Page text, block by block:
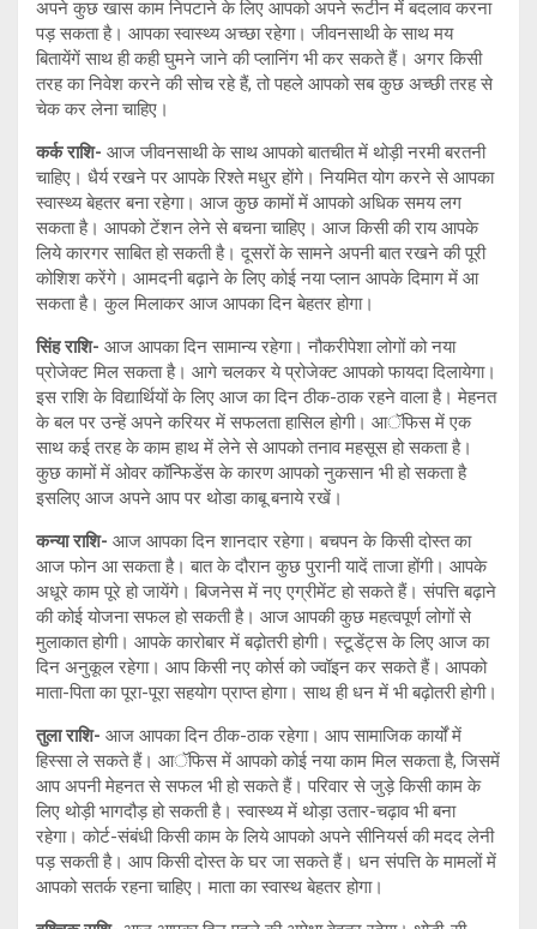
अपने कुछ खास काम निपटाने के लिए आपको अपने रूटीन में बदलाव करना
पड़ सकता है। आपका स्वास्थ्य अच्छा रहेगा। जीवनसाथी के साथ मय
बितायेंगें साथ ही कही घुमने जाने की प्लानिंग भी कर सकते हैं। अगर किसी
तरह का निवेश करने की सोच रहे हैं, तो पहले आपको सब कुछ अच्छी तरह से
चेक कर लेना चाहिए।
कर्क राशि- आज जीवनसाथी के साथ आपको बातचीत में थोड़ी नरमी बरतनी
चाहिए। धैर्य रखने पर आपके रिश्ते मधुर होंगे। नियमित योग करने से आपका
स्वास्थ्य बेहतर बना रहेगा। आज कुछ कामों में आपको अधिक समय लग
सकता है। आपको टेंशन लेने से बचना चाहिए। आज किसी की राय आपके
लिये कारगर साबित हो सकती है। दूसरों के सामने अपनी बात रखने की पूरी
कोशिश करेंगे। आमदनी बढ़ाने के लिए कोई नया प्लान आपके दिमाग में आ
सकता है। कुल मिलाकर आज आपका दिन बेहतर होगा।
सिंह राशि- आज आपका दिन सामान्य रहेगा। नौकरीपेशा लोगों को नया
प्रोजेक्ट मिल सकता है। आगे चलकर ये प्रोजेक्ट आपको फायदा दिलायेगा।
इस राशि के विद्यार्थियों के लिए आज का दिन ठीक-ठाक रहने वाला है। मेहनत
के बल पर उन्हें अपने करियर में सफलता हासिल होगी। आॅफिस में एक
साथ कई तरह के काम हाथ में लेने से आपको तनाव महसूस हो सकता है।
कुछ कामों में ओवर कॉन्फिडेंस के कारण आपको नुकसान भी हो सकता है
इसलिए आज अपने आप पर थोडा काबू बनाये रखें।
कन्या राशि- आज आपका दिन शानदार रहेगा। बचपन के किसी दोस्त का
आज फोन आ सकता है। बात के दौरान कुछ पुरानी यादें ताजा होंगी। आपके
अधूरे काम पूरे हो जायेंगे। बिजनेस में नए एग्रीमेंट हो सकते हैं। संपत्ति बढ़ाने
की कोई योजना सफल हो सकती है। आज आपकी कुछ महत्वपूर्ण लोगों से
मुलाकात होगी। आपके कारोबार में बढ़ोतरी होगी। स्टूडेंट्स के लिए आज का
दिन अनुकूल रहेगा। आप किसी नए कोर्स को ज्वॉइन कर सकते हैं। आपको
माता-पिता का पूरा-पूरा सहयोग प्राप्त होगा। साथ ही धन में भी बढ़ोतरी होगी।
तुला राशि- आज आपका दिन ठीक-ठाक रहेगा। आप सामाजिक कार्यों में
हिस्सा ले सकते हैं। आॅफिस में आपको कोई नया काम मिल सकता है, जिसमें
आप अपनी मेहनत से सफल भी हो सकते हैं। परिवार से जुड़े किसी काम के
लिए थोड़ी भागदौड़ हो सकती है। स्वास्थ्य में थोड़ा उतार-चढ़ाव भी बना
रहेगा। कोर्ट-संबंधी किसी काम के लिये आपको अपने सीनियर्स की मदद लेनी
पड़ सकती है। आप किसी दोस्त के घर जा सकते हैं। धन संपत्ति के मामलों में
आपको सतर्क रहना चाहिए। माता का स्वास्थ बेहतर होगा।